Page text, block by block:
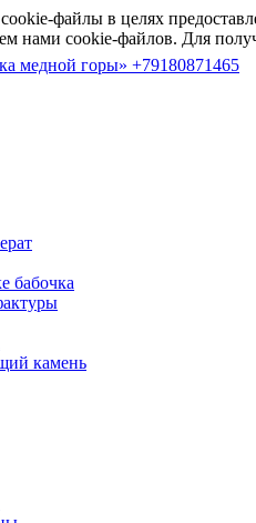
файлы в целях
нами cookie-файлов. Для
+79180871465
бабочка
камень